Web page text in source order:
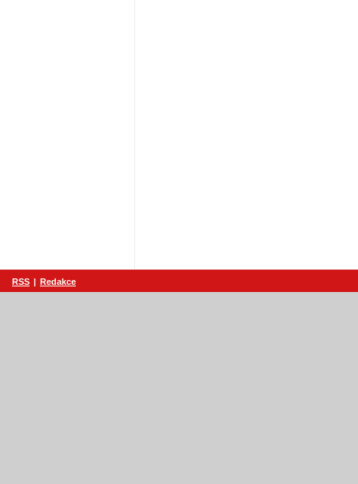
RSS | Redakce